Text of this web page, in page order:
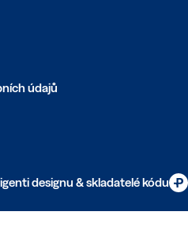
údajů
designu & skladatelé kódu